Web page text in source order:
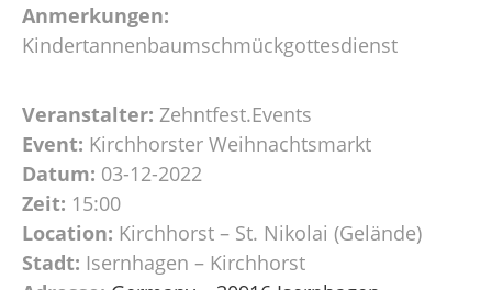
Anmerkungen:
Kindertannenbaumschmückgottesdienst
Veranstalter: Zehntfest.Events
Event: Kirchhorster Weihnachtsmarkt
Datum: 03-12-2022
Zeit: 15:00
Location: Kirchhorst – St. Nikolai (Gelände)
Stadt: Isernhagen – Kirchhorst